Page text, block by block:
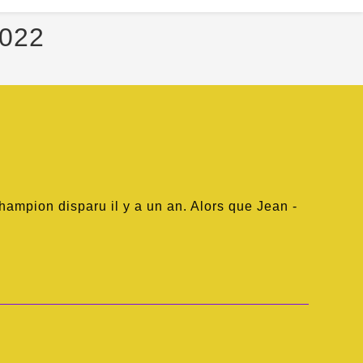
disparu il y a un an. Alors que Jean -